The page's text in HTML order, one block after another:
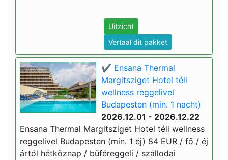
Uitzicht
Vertaal dit pakket
✔️ Ensana Thermal
Margitsziget Hotel téli
wellness reggelivel
Budapesten (min. 1 nacht)
2026.12.01 - 2026.12.22
Ensana Thermal Margitsziget Hotel téli wellness
reggelivel Budapesten (min. 1 éj) 84 EUR / fő / éj
ártól hétköznap / büféreggeli / szállodai